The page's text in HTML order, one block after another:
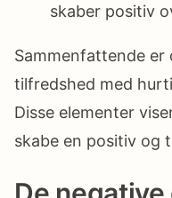
skaber positiv
Sammenfattende er
tilfredshed med
Disse elementer
skabe en positiv og